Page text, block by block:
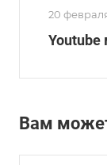
20
Youtube
Вам